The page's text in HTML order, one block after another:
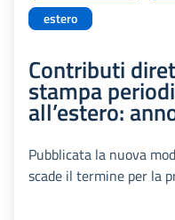
estero
Contributi
stampa
all’estero:
Pubblicata la nuova
scade il termine per la